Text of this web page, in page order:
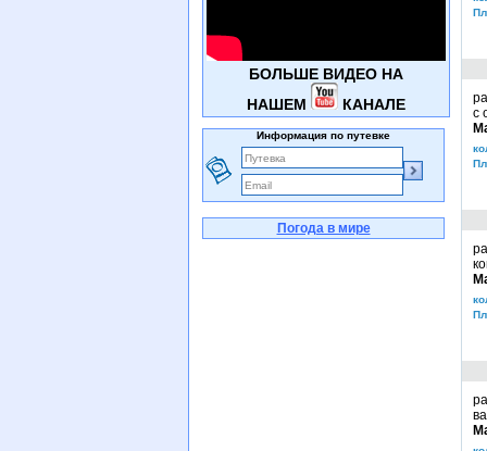
с
БОЛЬШЕ ВИДЕО НА
НАШЕМ
КАНАЛЕ
Информация по путевке
Погода в мире